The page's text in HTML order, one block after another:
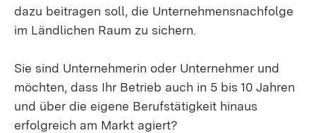
dazu beitragen soll, die Unternehmensnachfolge
im Ländlichen Raum zu sichern.
Sie sind Unternehmerin oder Unternehmer und
möchten, dass Ihr Betrieb auch in 5 bis 10 Jahren
und über die eigene Berufstätigkeit hinaus
erfolgreich am Markt agiert?